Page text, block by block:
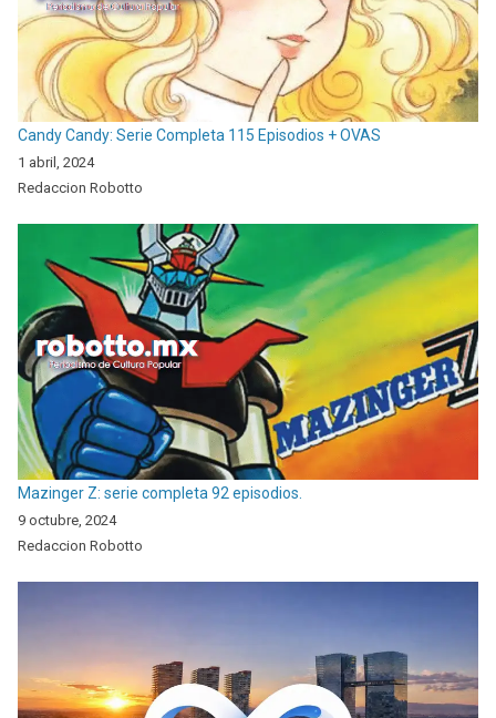
Candy Candy: Serie Completa 115 Episodios + OVAS
1 abril, 2024
Redaccion Robotto
Mazinger Z: serie completa 92 episodios.
9 octubre, 2024
Redaccion Robotto